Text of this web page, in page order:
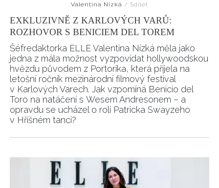
INFORMACE
REDAKCE
Valentina Nízká / Sdílet
EXKLUZIVNĚ Z KARLOVÝCH VARŮ:
ROZHOVOR S BENICIEM DEL TOREM
Šéfredaktorka ELLE Valentina Nízká měla jako
jedna z mála možnost vyzpovídat hollywoodskou
hvězdu původem z Portorika, která přijela na
letošní ročník mezinárodní filmový festival
v Karlových Varech. Jak vzpomíná Benicio del
Toro na natáčení s Wesem Andresonem – a
opravdu se ucházel o roli Patricka Swayzeho
v Hříšném tanci?